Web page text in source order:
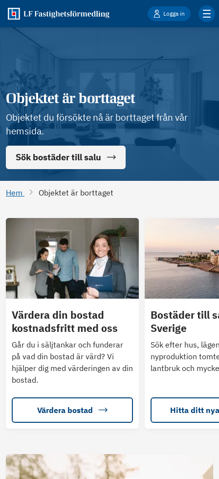
Logga in
Objektet är borttaget
Objektet du försökte nå är borttaget från vår
hemsida.
Sök bostäder till salu
Hem Objektet är borttaget
Värdera din bostad
kostnadsfritt med oss
Går du i säljtankar och funderar
på vad din bostad är värd? Vi
hjälper dig med värderingen av din
bostad.
Värdera bostad
Bostäder till
Sverige
Sök efter hus,
nyproduktion
lantbruk och
Hitta ditt